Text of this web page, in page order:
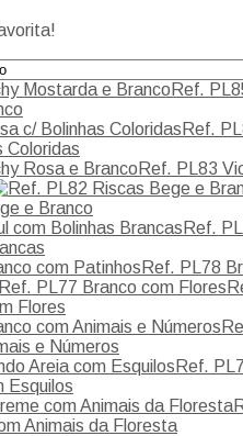
Ref.
Ref.
Coloridas
Ref. PL83
e Branco
Ref.
Ref. PL78
Flores
e Números
Ref.
Esquilos
Animais da Floresta